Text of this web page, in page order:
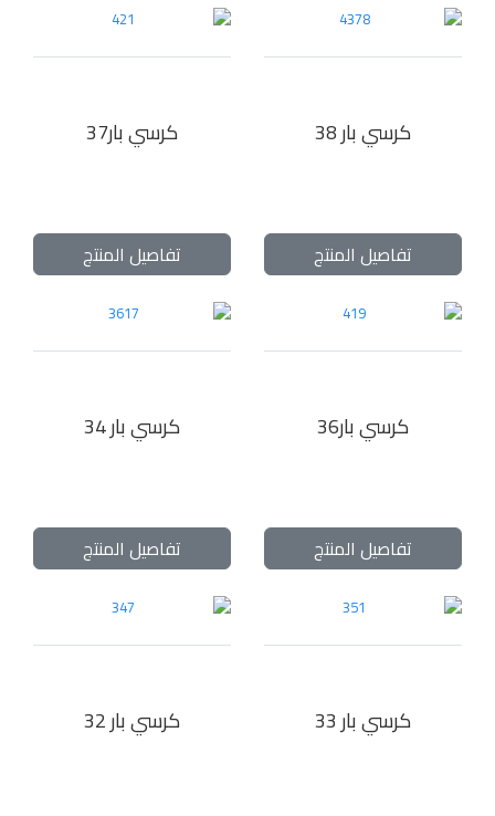
كرسي بار 38
تفاصيل المنتج
كرسي بار37
تفاصيل المنتج
كرسي بار36
تفاصيل المنتج
كرسي بار 34
تفاصيل المنتج
كرسي بار 33 كرسي بار 32